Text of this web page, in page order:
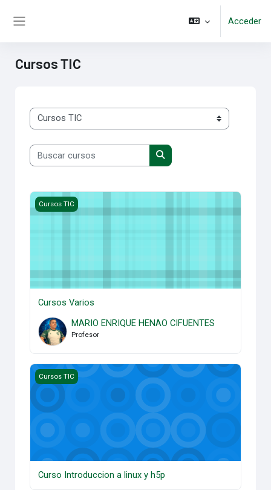
Acceder
Cursos TIC
Categorías
Buscar cursos
Buscar cursos
Cursos Varios
Cursos TIC
Cursos Varios
MARIO ENRIQUE HENAO CIFUENTES
Profesor
Curso Introduccion a linux y h5p
Cursos TIC
Curso Introduccion a linux y h5p